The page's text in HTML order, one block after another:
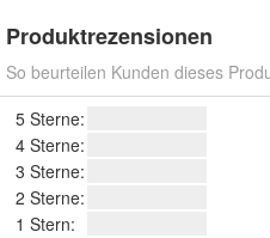
Produktrezensionen
So beurteilen Kunden dieses
5 Sterne:
4 Sterne:
3 Sterne:
2 Sterne:
1 Stern: